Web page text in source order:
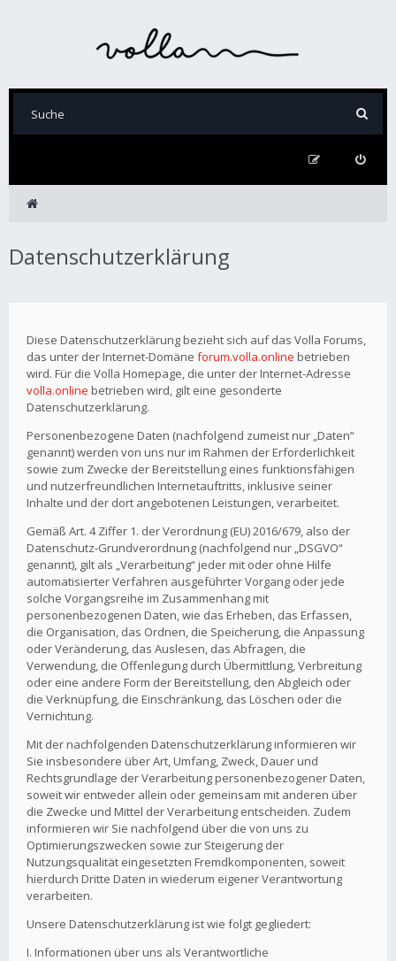
Datenschutzerklärung
Diese Datenschutzerklärung bezieht sich auf das Volla Forums,
das unter der Internet-Domäne forum.volla.online betrieben
wird. Für die Volla Homepage, die unter der Internet-Adresse
volla.online betrieben wird, gilt eine gesonderte
Datenschutzerklärung.
Personenbezogene Daten (nachfolgend zumeist nur „Daten“
genannt) werden von uns nur im Rahmen der Erforderlichkeit
sowie zum Zwecke der Bereitstellung eines funktionsfähigen
und nutzerfreundlichen Internetauftritts, inklusive seiner
Inhalte und der dort angebotenen Leistungen, verarbeitet.
Gemäß Art. 4 Ziffer 1. der Verordnung (EU) 2016/679, also der
Datenschutz-Grundverordnung (nachfolgend nur „DSGVO“
genannt), gilt als „Verarbeitung“ jeder mit oder ohne Hilfe
automatisierter Verfahren ausgeführter Vorgang oder jede
solche Vorgangsreihe im Zusammenhang mit
personenbezogenen Daten, wie das Erheben, das Erfassen,
die Organisation, das Ordnen, die Speicherung, die Anpassung
oder Veränderung, das Auslesen, das Abfragen, die
Verwendung, die Offenlegung durch Übermittlung, Verbreitung
oder eine andere Form der Bereitstellung, den Abgleich oder
die Verknüpfung, die Einschränkung, das Löschen oder die
Vernichtung.
Mit der nachfolgenden Datenschutzerklärung informieren wir
Sie insbesondere über Art, Umfang, Zweck, Dauer und
Rechtsgrundlage der Verarbeitung personenbezogener Daten,
soweit wir entweder allein oder gemeinsam mit anderen über
die Zwecke und Mittel der Verarbeitung entscheiden. Zudem
informieren wir Sie nachfolgend über die von uns zu
Optimierungszwecken sowie zur Steigerung der
Nutzungsqualität eingesetzten Fremdkomponenten, soweit
hierdurch Dritte Daten in wiederum eigener Verantwortung
verarbeiten.
Unsere Datenschutzerklärung ist wie folgt gegliedert:
I. Informationen über uns als Verantwortliche